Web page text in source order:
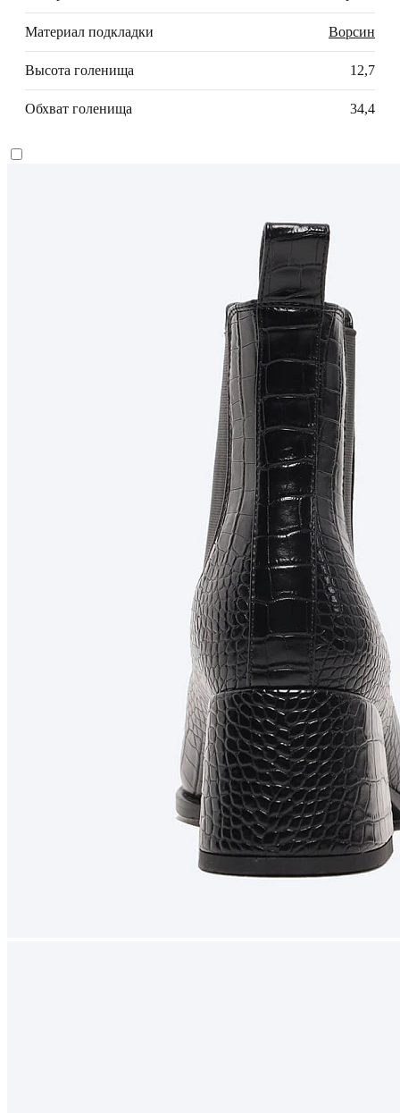
Материал подкладки Ворсин
Высота голенища 12,7
Обхват голенища 34,4